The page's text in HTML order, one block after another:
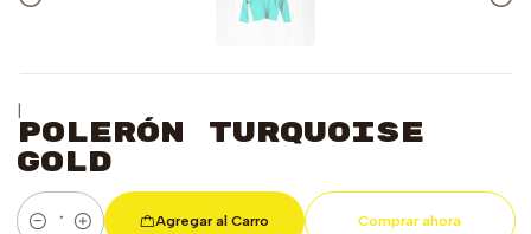
|
Polerón Turquoise
Gold
Agregar al Carro Comprar ahora